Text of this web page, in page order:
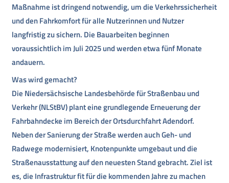
Maßnahme ist dringend notwendig, um die Verkehrssicherheit
und den Fahrkomfort für alle Nutzerinnen und Nutzer
langfristig zu sichern. Die Bauarbeiten beginnen
voraussichtlich im Juli 2025 und werden etwa fünf Monate
andauern.
Was wird gemacht?
Die Niedersächsische Landesbehörde für Straßenbau und
Verkehr (NLStBV) plant eine grundlegende Erneuerung der
Fahrbahndecke im Bereich der Ortsdurchfahrt Adendorf.
Neben der Sanierung der Straße werden auch Geh- und
Radwege modernisiert, Knotenpunkte umgebaut und die
Straßenausstattung auf den neuesten Stand gebracht. Ziel ist
es, die Infrastruktur fit für die kommenden Jahre zu machen